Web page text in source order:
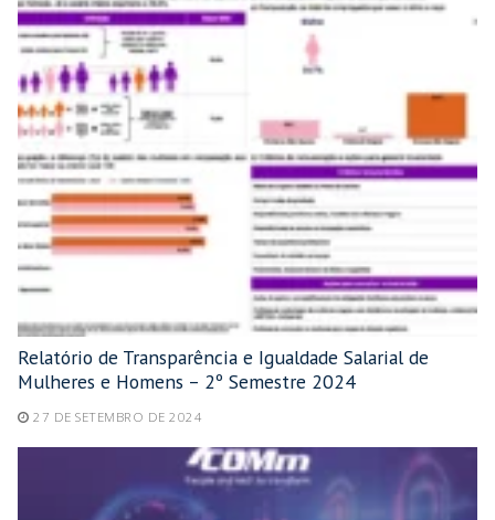
Relatório de Transparência e Igualdade Salarial de
Mulheres e Homens – 2º Semestre 2024
27 DE SETEMBRO DE 2024